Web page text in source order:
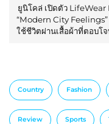
ยูนิโคล่ เปิดตัว
“Modern City
ใช้ชีวิตผ่านเสื้อผ้าที่ตอบโ
Country Fashion
Review Sports